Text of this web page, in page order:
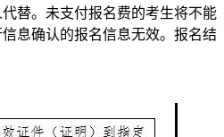
替。未支付报名费的考生将不能
息确认的报名信息无效。报名结